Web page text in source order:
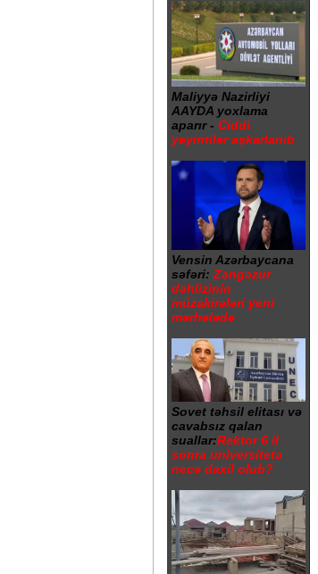
Maliyyə Nazirliyi
AAYDA yoxlama
aparır - Ciddi
yeyintilər aşkarlanıb
Vensin Azərbaycana
səfəri: Zəngəzur
dəhlizinin
müzakirələri yeni
mərhələdə
Sovet təhsil elitası və
cavabsız qalan
suallar:Rektor 6 il
sonra universitetə
necə daxil olub?